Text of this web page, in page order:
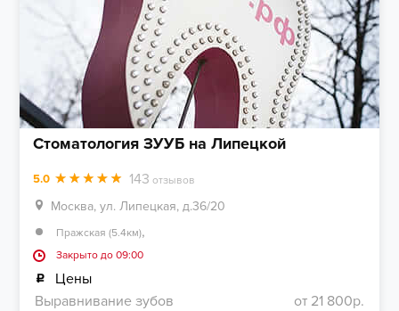
Стоматология ЗУУБ на Липецкой
5.0 143 отзывов
Москва, ул. Липецкая, д.36/20
Пражская (5.4км),
Закрыто до 09:00
Цены
Выравнивание зубов
от 21 800р.